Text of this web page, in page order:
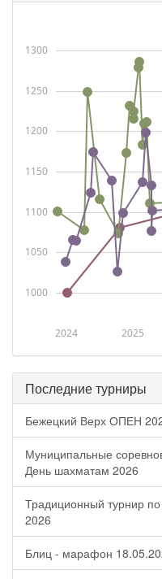
2024 2025
1000
1050
1100
1150
1200
1250
1300
Последние турниры
Бежецкий Верх ОПЕН
Муниципальные
День шахматам 2026
Традиционный турнир
2026
Блиц - марафон